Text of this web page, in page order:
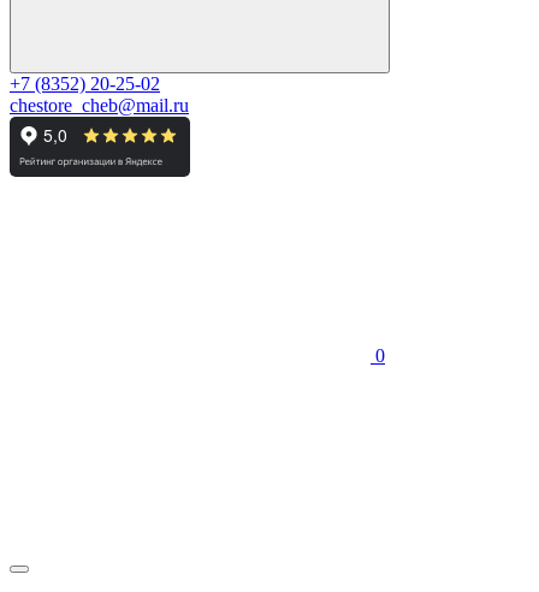
+7 (8352) 20-25-02
chestore_cheb@mail.ru
0